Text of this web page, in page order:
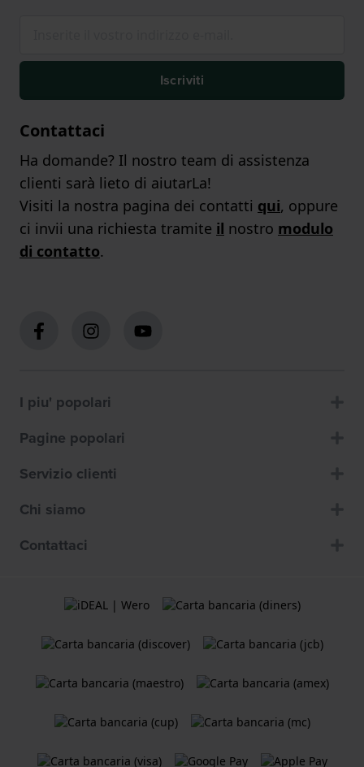
Iscriviti
Contattaci
Ha domande? Il nostro team di assistenza
clienti sarà lieto di aiutarLa!
Visiti la nostra pagina dei contatti qui, oppure
ci invii una richiesta tramite il nostro modulo
di contatto.
I piu' popolari
Pagine popolari
Servizio clienti
Chi siamo
Contattaci